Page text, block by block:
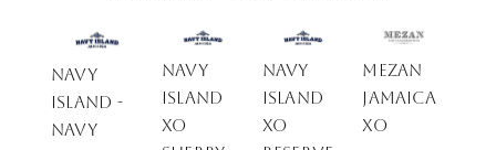
NAVY
ISLAND -
Navy
NAVY
ISLAND
XO
NAVY
ISLAND
XO
MEZAN
JAMAICA
XO